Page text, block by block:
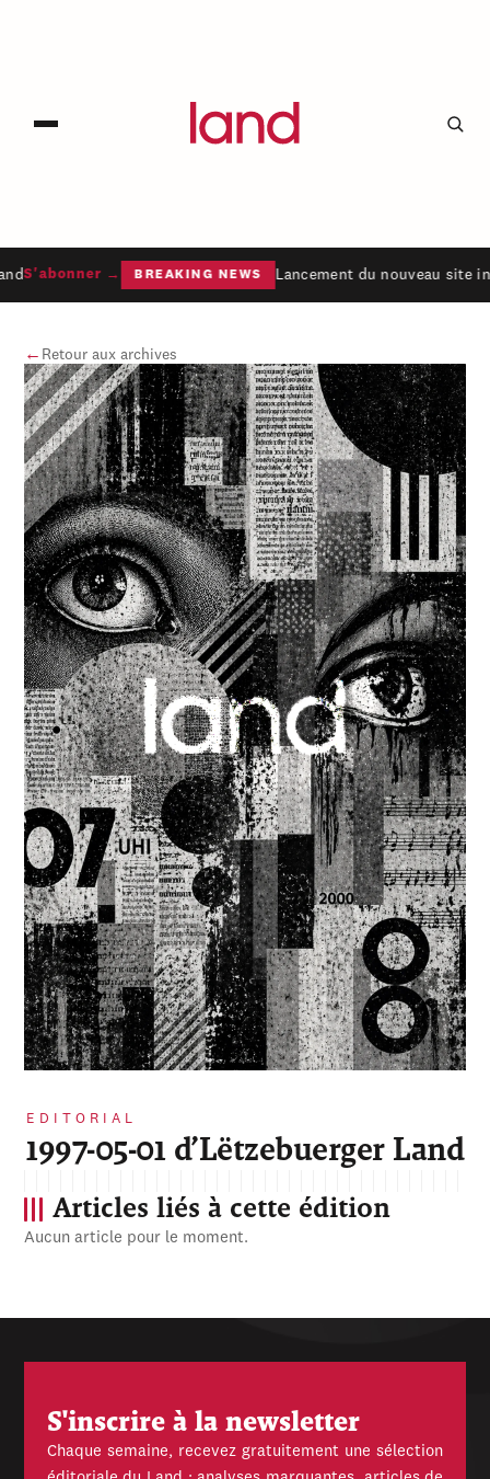
S'abonner → BREAKING NEWS Lancement du nouveau site
← Retour aux archives
EDITORIAL
1997-05-01 d’Lëtzebuerger Land
Articles liés à cette édition
Aucun article pour le moment.
S'inscrire à la newsletter
Chaque semaine, recevez gratuitement une sélection